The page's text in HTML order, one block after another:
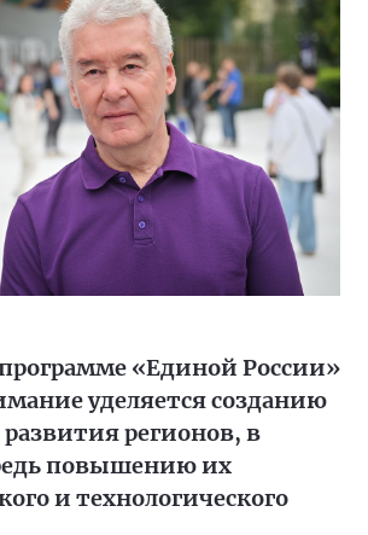
«Единой России»
уделяется созданию
регионов, в
повышению их
и технологического